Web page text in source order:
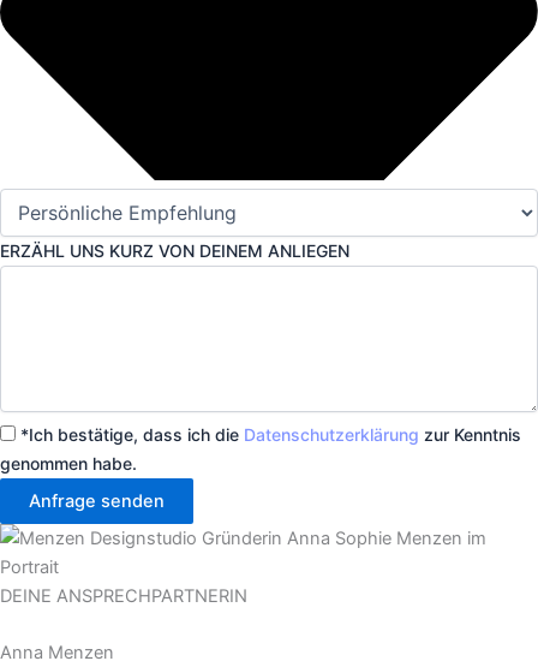
ERZÄHL UNS KURZ VON DEINEM ANLIEGEN
*Ich bestätige, dass ich die Datenschutzerklärung zur Kenntnis
genommen habe.
Anfrage senden
DEINE ANSPRECHPARTNERIN
Anna Menzen